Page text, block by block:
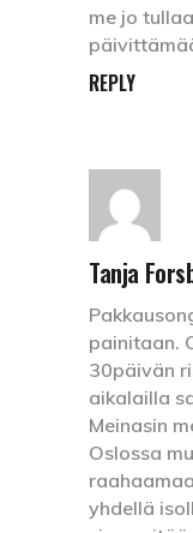
me jo
REPLY
Tanja
painitaan.
30päivän
aikalailla
Meinasin
Oslossa
yhdellä